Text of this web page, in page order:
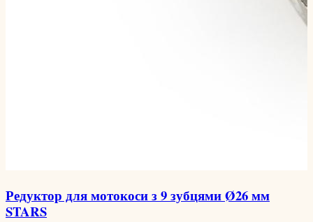
Редуктор для мотокоси з 9 зубцями Ø26 мм
STARS